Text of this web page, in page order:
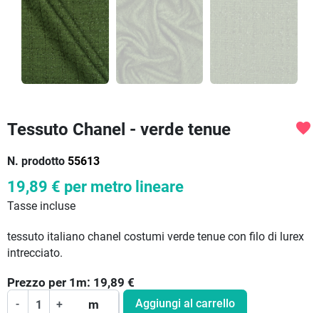
Tessuto Chanel - verde tenue
N. prodotto 55613
favorite
19,89 € per metro lineare
Tasse incluse
tessuto italiano chanel costumi verde tenue con filo di lurex
intrecciato.
Prezzo per 1 m: 19,89 €
- + m Aggiungi al carrello